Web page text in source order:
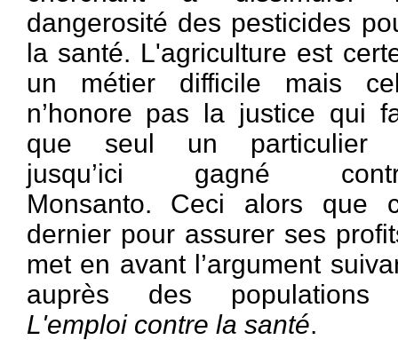
dangerosité des pesticides
la santé. L'agriculture est
un métier difficile mais
n’honore pas la justice qui
que seul un particulier
jusqu’ici gagné
Monsanto. Ceci alors que
dernier pour assurer ses
met en avant l’argument
auprès des
L'emploi contre la santé.